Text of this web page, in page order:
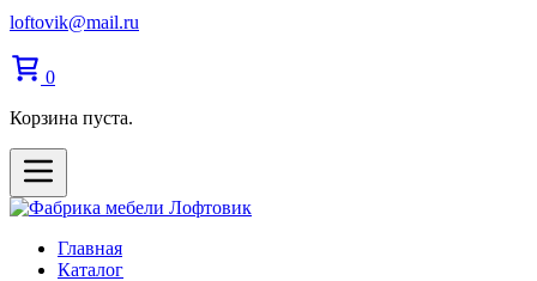
loftovik@mail.ru
0
Корзина пуста.
Главная
Каталог